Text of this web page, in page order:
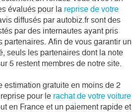
évalués pour la reprise de votre
diffusés par autobiz.fr sont des
par des internautes ayant pris
partenaires. Afin de vous garantir un
seuls les partenaires dont la note
5 restent membres de notre site.
estimation gratuite en moins de 2
pour le rachat de votre voiture
en France et un paiement rapide et